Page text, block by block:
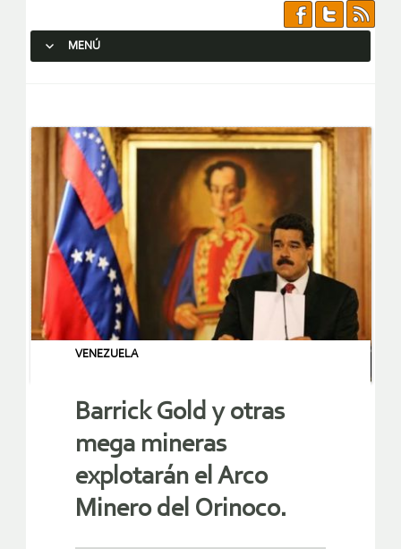
MENÚ
VENEZUELA
Barrick Gold y otras
mega mineras
explotarán el Arco
Minero del Orinoco.